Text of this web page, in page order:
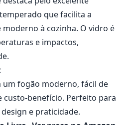
que facilita a
à cozinha. O vidro é
e impactos,
um fogão moderno, fácil de
custo-benefício. Perfeito para
e praticidade.